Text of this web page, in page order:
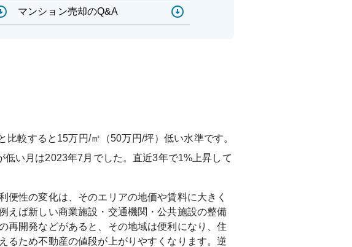
マンション売却のQ&A
較すると15万円/㎡（50万円/坪）低い水準です。
低い月は2023年7月 でした。直近3年で1%上昇して
便性の変化は、そのエリアの地価や賃料に大きく
えば新しい商業施設・交通機関・公共施設の整備
再開発などがあると、その地域は便利になり、住
るため不動産の値段が上がりやすくなります。逆